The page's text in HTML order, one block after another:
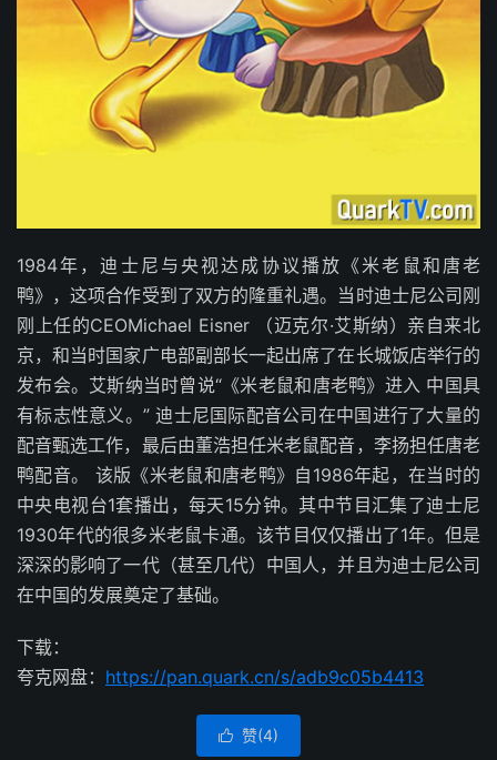
1984年，迪士尼与央视达成协议播放《米老鼠和唐老
鸭》，这项合作受到了双方的隆重礼遇。当时迪士尼公司刚
刚上任的CEOMichael Eisner （迈克尔·艾斯纳）亲自来北
京，和当时国家广电部副部长一起出席了在长城饭店举行的
发布会。艾斯纳当时曾说“《米老鼠和唐老鸭》进入 中国具
有标志性意义。” 迪士尼国际配音公司在中国进行了大量的
配音甄选工作，最后由董浩担任米老鼠配音，李扬担任唐老
鸭配音。 该版《米老鼠和唐老鸭》自1986年起，在当时的
中央电视台1套播出，每天15分钟。其中节目汇集了迪士尼
1930年代的很多米老鼠卡通。该节目仅仅播出了1年。但是
深深的影响了一代（甚至几代）中国人，并且为迪士尼公司
在中国的发展奠定了基础。
下载：
夸克网盘： https://pan.quark.cn/s/adb9c05b4413
 赞(4)